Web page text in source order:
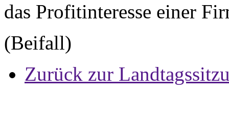
das Profitinteresse einer
(Beifall)
Zurück zur